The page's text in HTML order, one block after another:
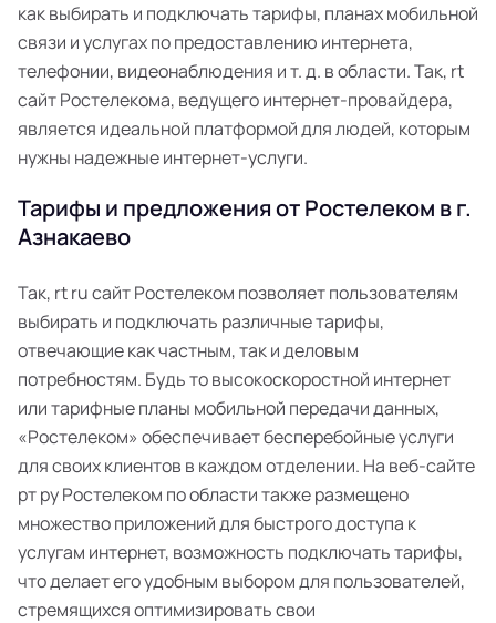
как выбирать и подключать тарифы, планах мобильной
связи и услугах по предоставлению интернета,
телефонии, видеонаблюдения и т. д. в области. Так, rt
сайт Ростелекома, ведущего интернет-провайдера,
является идеальной платформой для людей, которым
нужны надежные интернет-услуги.
Тарифы и предложения от Ростелеком в г.
Азнакаево
Так, rt ru сайт Ростелеком позволяет пользователям
выбирать и подключать различные тарифы,
отвечающие как частным, так и деловым
потребностям. Будь то высокоскоростной интернет
или тарифные планы мобильной передачи данных,
«Ростелеком» обеспечивает бесперебойные услуги
для своих клиентов в каждом отделении. На веб-сайте
рт ру Ростелеком по области также размещено
множество приложений для быстрого доступа к
услугам интернет, возможность подключать тарифы,
что делает его удобным выбором для пользователей,
стремящихся оптимизировать свои